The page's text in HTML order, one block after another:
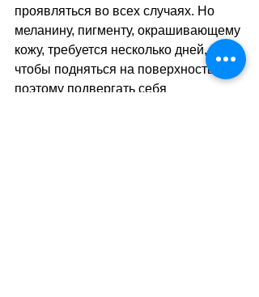
проявляться во всех случаях. Но
меланину, пигменту, окрашивающему
кожу, требуется несколько дней,
чтобы подняться на поверхность,
поэтому подвергать себя